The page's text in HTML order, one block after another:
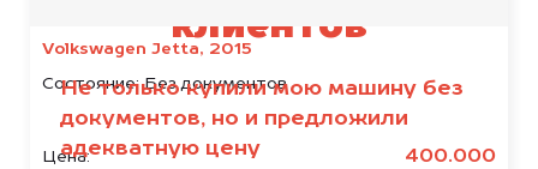
Volkswagen Jetta, 2015
Состояние:Без документов
Цена: 400.000
клиентов
Не только купили мою машину без
документов, но и предложили
адекватную цену